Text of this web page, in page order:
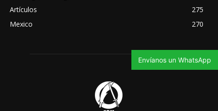
Artículos
275
Mexico
270
Envíanos un WhatsApp